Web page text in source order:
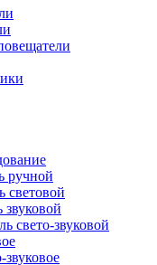
ручной
свето-звуковой